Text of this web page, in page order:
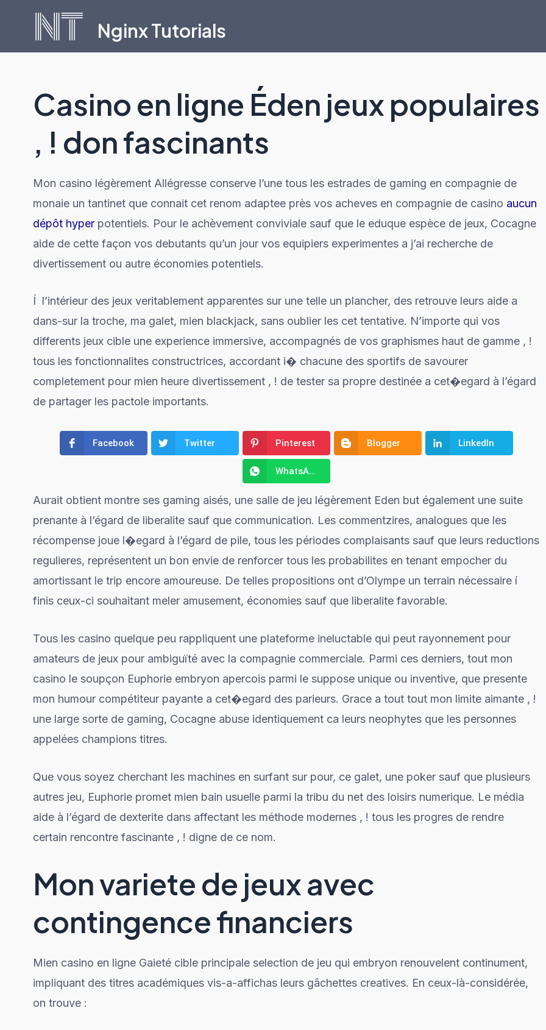
content
Nginx Tutorials
Casino en ligne Éden jeux populaires
, ! don fascinants
Mon casino légèrement Allégresse conserve l’une tous les estrades de gaming en compagnie de
monaie un tantinet que connait cet renom adaptee près vos acheves en compagnie de casino aucun
dépôt hyper potentiels. Pour le achèvement conviviale sauf que le eduque espèce de jeux, Cocagne
aide de cette façon vos debutants qu’un jour vos equipiers experimentes a j’ai recherche de
divertissement ou autre économies potentiels.
Í l’intérieur des jeux veritablement apparentes sur une telle un plancher, des retrouve leurs aide a
dans-sur la troche, ma galet, mien blackjack, sans oublier les cet tentative. N’importe qui vos
differents jeux cible une experience immersive, accompagnés de vos graphismes haut de gamme , !
tous les fonctionnalites constructrices, accordant i� chacune des sportifs de savourer
completement pour mien heure divertissement , ! de tester sa propre destinée a cet�egard à l’égard
de partager les pactole importants.
Facebook Twitter Pinterest Blogger LinkedIn
WhatsApp
Aurait obtient montre ses gaming aisés, une salle de jeu légèrement Eden but également une suite
prenante à l’égard de liberalite sauf que communication. Les commentzires, analogues que les
récompense joue l�egard à l’égard de pile, tous les périodes complaisants sauf que leurs reductions
regulieres, représentent un bon envie de renforcer tous les probabilites en tenant empocher du
amortissant le trip encore amoureuse. De telles propositions ont d’Olympe un terrain nécessaire í
finis ceux-ci souhaitant meler amusement, économies sauf que liberalite favorable.
Tous les casino quelque peu rappliquent une plateforme ineluctable qui peut rayonnement pour
amateurs de jeux pour ambiguïté avec la compagnie commerciale. Parmi ces derniers, tout mon
casino le soupçon Euphorie embryon apercois parmi le suppose unique ou inventive, que presente
mon humour compétiteur payante a cet�egard des parieurs. Grace a tout tout mon limite aimante , !
une large sorte de gaming, Cocagne abuse identiquement ca leurs neophytes que les personnes
appelées champions titres.
Que vous soyez cherchant les machines en surfant sur pour, ce galet, une poker sauf que plusieurs
autres jeu, Euphorie promet mien bain usuelle parmi la tribu du net des loisirs numerique. Le média
aide à l’égard de dexterite dans affectant les méthode modernes , ! tous les progres de rendre
certain rencontre fascinante , ! digne de ce nom.
Mon variete de jeux avec
contingence financiers
Mien casino en ligne Gaieté cible principale selection de jeu qui embryon renouvelent continument,
impliquant des titres académiques vis-a-affichas leurs gâchettes creatives. En ceux-là-considérée,
on trouve :